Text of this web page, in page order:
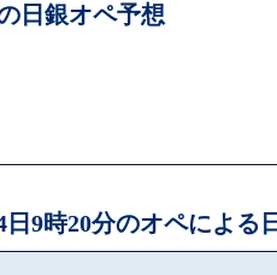
日銀オペ予想
日9時20分のオペによる